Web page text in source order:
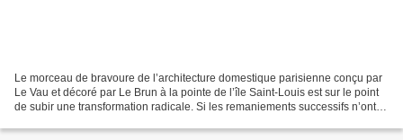
Le morceau de bravoure de l’architecture domestique parisienne conçu par
Le Vau et décoré par Le Brun à la pointe de l’île Saint-Louis est sur le point
de subir une transformation radicale. Si les remaniements successifs n’ont